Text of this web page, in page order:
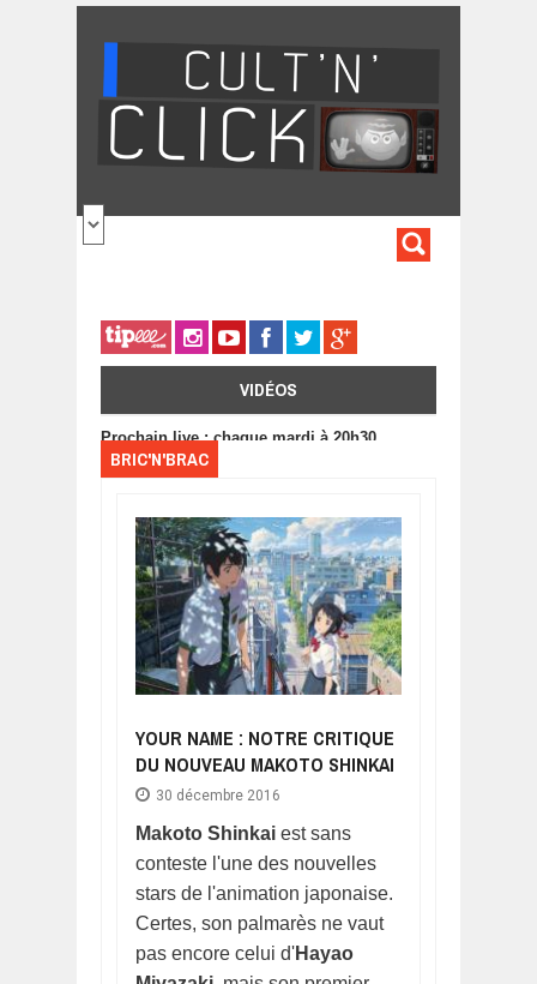
VIDÉOS
Prochain live : chaque mardi à 20h30
BRIC'N'BRAC
YOUR NAME : NOTRE CRITIQUE
DU NOUVEAU MAKOTO SHINKAI
30 décembre 2016
Makoto Shinkai est sans
conteste l'une des nouvelles
stars de l'animation japonaise.
Certes, son palmarès ne vaut
pas encore celui d'Hayao